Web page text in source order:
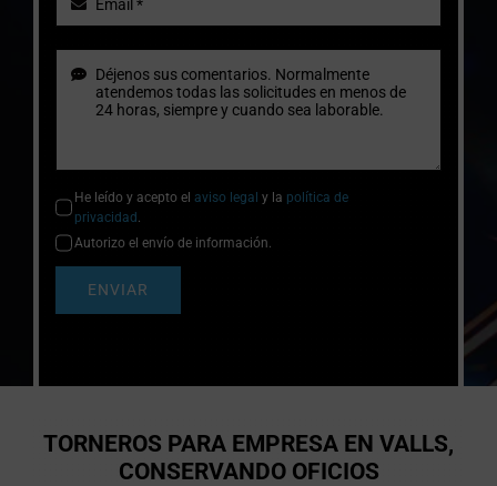
He leído y acepto el aviso legal y la política de
privacidad .
Autorizo el envío de información.
ENVIAR
TORNEROS PARA EMPRESA EN VALLS,
CONSERVANDO OFICIOS